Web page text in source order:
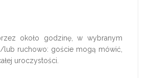
około godzinę, w wybranym
lub ruchowo: goście mogą mówić,
uroczystości.